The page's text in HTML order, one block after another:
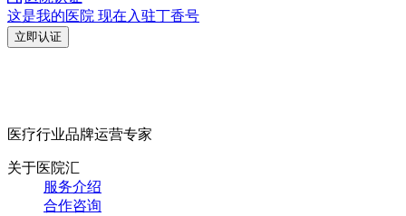
这是我的医院 现在入驻丁香号
立即认证
医疗行业品牌运营专家
关于医院汇
服务介绍
合作咨询